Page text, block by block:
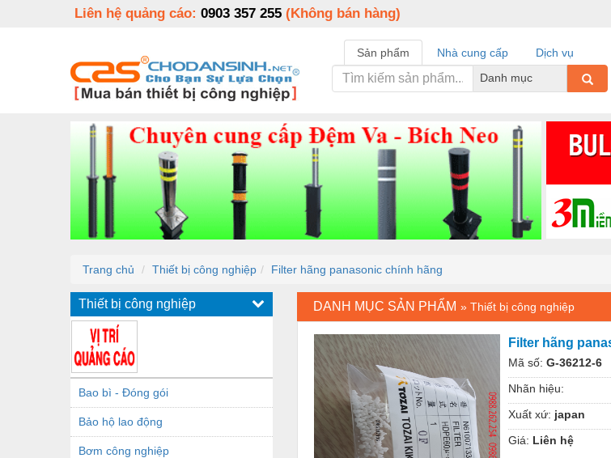
Liên hệ quảng cáo: 0903 357 255 (Không bán hàng)
Sản phẩm Nhà cung cấp
Dịch vụ
Danh mục
Trang chủ Thiết bị công nghiệp Filter hãng panasonic chính hãng
Thiết bị công nghiệp
Bao bì - Đóng gói
Bảo hộ lao động
Bơm công nghiệp
DANH MỤC SẢN PHẨM » Thiết bị công nghiệp
Filter hãng
Mã số: G-36212-6
Nhãn hiệu:
Xuất xứ: japan
Giá: Liên hệ